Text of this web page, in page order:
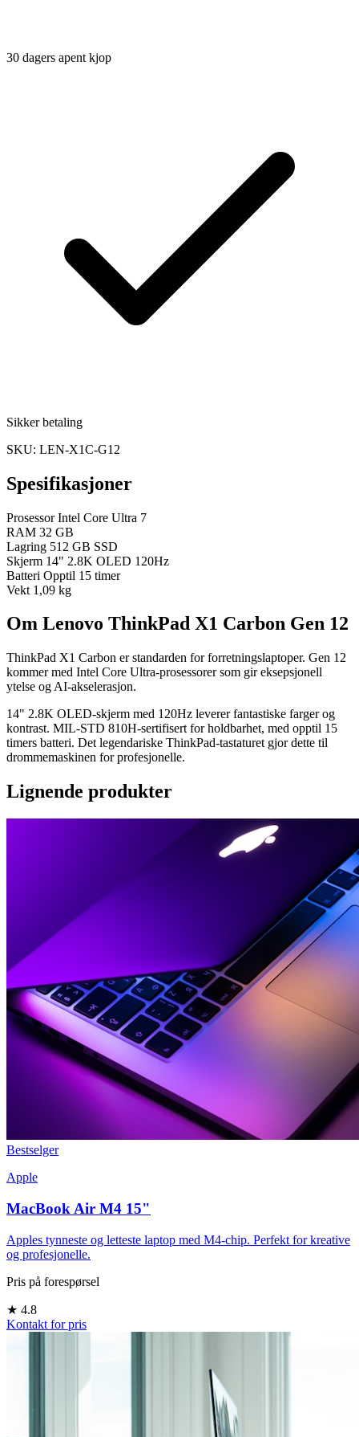
30 dagers apent kjop
Sikker betaling
SKU: LEN-X1C-G12
Spesifikasjoner
Prosessor Intel Core Ultra 7
RAM 32 GB
Lagring 512 GB SSD
Skjerm 14" 2.8K OLED 120Hz
Batteri Opptil 15 timer
Vekt 1,09 kg
Om Lenovo ThinkPad X1 Carbon Gen 12
ThinkPad X1 Carbon er standarden for forretningslaptoper. Gen 12
kommer med Intel Core Ultra-prosessorer som gir eksepsjonell
ytelse og AI-akselerasjon.
14" 2.8K OLED-skjerm med 120Hz leverer fantastiske farger og
kontrast. MIL-STD 810H-sertifisert for holdbarhet, med opptil 15
timers batteri. Det legendariske ThinkPad-tastaturet gjor dette til
drommemaskinen for profesjonelle.
Lignende produkter
Bestselger
Apple
MacBook Air M4 15"
Apples tynneste og letteste laptop med M4-chip. Perfekt for kreative
og profesjonelle.
Pris på forespørsel
★ 4.8
Kontakt for pris